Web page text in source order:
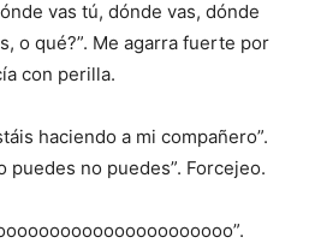
vas tú, dónde vas, dónde
o qué?”. Me agarra fuerte por
con perilla.
haciendo a mi compañero”.
puedes no puedes”. Forcejeo.